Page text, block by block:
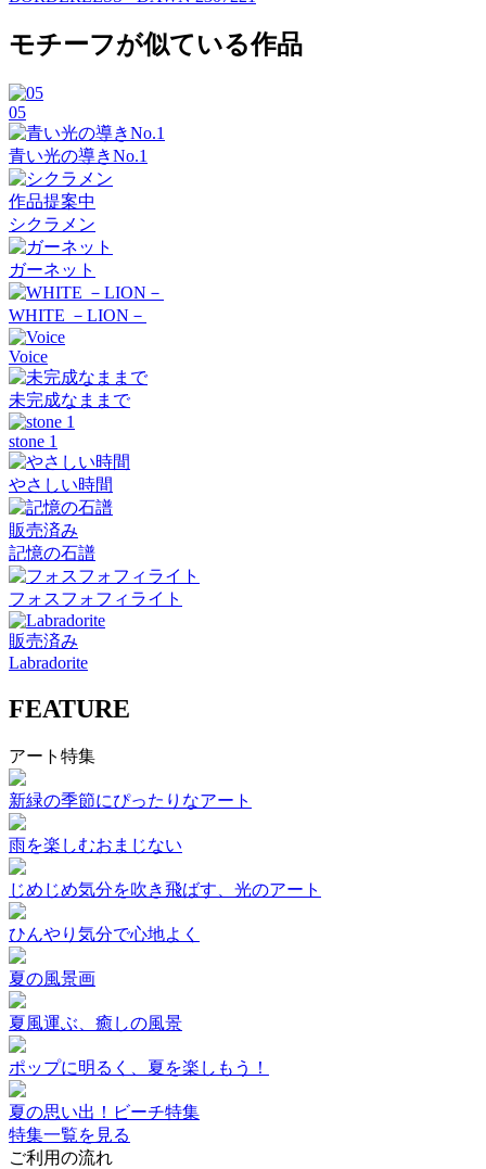
モチーフが似ている作品
05
青い光の導きNo.1
作品提案中
シクラメン
ガーネット
WHITE －LION－
Voice
未完成なままで
stone 1
やさしい時間
販売済み
記憶の石譜
フォスフォフィライト
販売済み
Labradorite
FEATURE
アート特集
新緑の季節にぴったりなアート
雨を楽しむおまじない
じめじめ気分を吹き飛ばす、光のアート
ひんやり気分で心地よく
夏の風景画
夏風運ぶ、癒しの風景
ポップに明るく、夏を楽しもう！
夏の思い出！ビーチ特集
特集一覧を見る
ご利用の流れ